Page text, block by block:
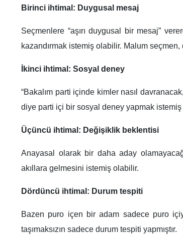
Birinci ihtimal: Duygusal mesaj
Seçmenlere “aşırı duygusal bir mesaj”
kazandırmak istemiş olabilir. Malum
İkinci ihtimal: Sosyal deney
“Bakalım parti içinde kimler nasıl
diye parti içi bir sosyal deney yapmak istemiş
Üçüncü ihtimal: Değişiklik beklentisi
Anayasal olarak bir daha aday
akıllara gelmesini istemiş olabilir.
Dördüncü ihtimal: Durum tespiti
Bazen puro içen bir adam sadece puro
taşımaksızın sadece durum tespiti yapmıştır.